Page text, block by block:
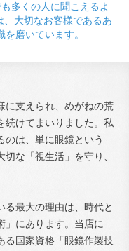
多くの人に聞こえるよ
、大切なお客様であるあ
磨いています。
に支えられ、めがねの荒
続けてまいりました。私
のは、単に眼鏡という
切な「視生活」を守り、
る最大の理由は、時代と
」にあります。当店に
る国家資格「眼鏡作製技